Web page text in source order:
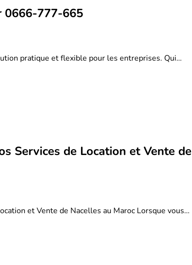
0666-777-665
pratique et flexible pour les entreprises. Qui…
Services de Location et Vente de
et Vente de Nacelles au Maroc Lorsque vous…